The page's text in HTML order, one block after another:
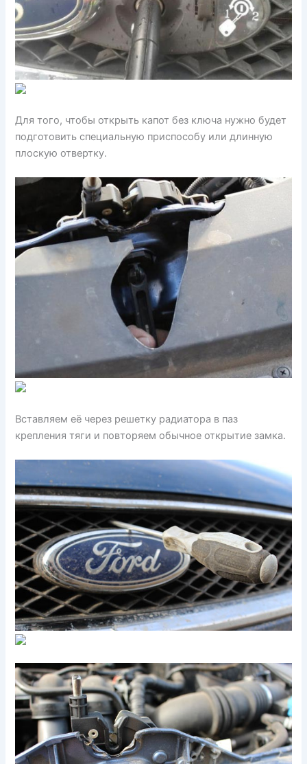
Для того, чтобы открыть капот без ключа нужно будет
подготовить специальную приспособу или длинную
плоскую отвертку.
Вставляем её через решетку радиатора в паз
крепления тяги и повторяем обычное открытие замка.